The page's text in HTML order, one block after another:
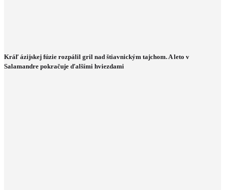
Kráľ ázijskej fúzie rozpálil gril nad štiavnickým tajchom. A leto v
Salamandre pokračuje ďalšími hviezdami